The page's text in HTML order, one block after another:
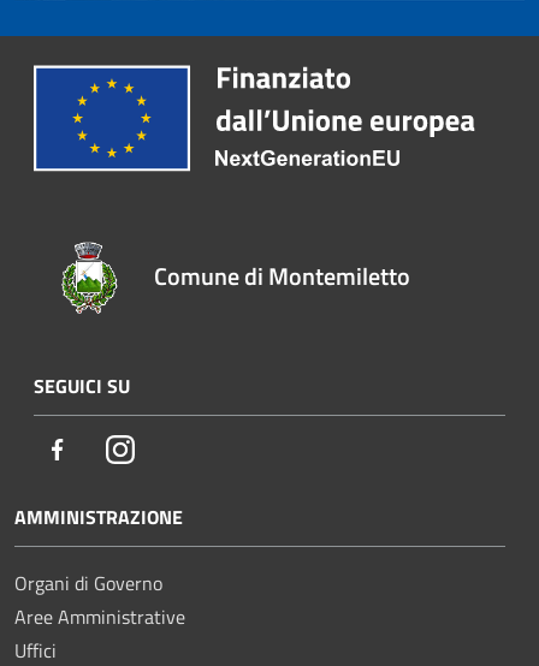
Comune di Montemiletto
SEGUICI SU
FacebookInstagram
AMMINISTRAZIONE
Organi di Governo
Aree Amministrative
Uffici